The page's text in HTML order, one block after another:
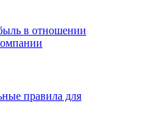
в отношении